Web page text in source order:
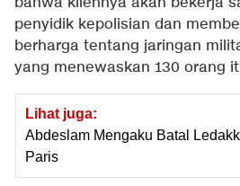
penyidik kepolisian dan
berharga tentang jaringan
yang menewaskan 130 orang
Lihat juga:
Abdeslam Mengaku Batal
Paris